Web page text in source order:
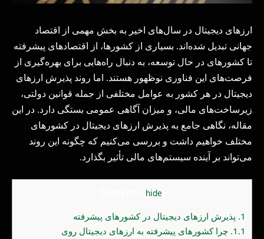
ارزهای دیجیتال در سال‌های اخیر به بخش مهمی از اقتصاد
جهانی تبدیل شده‌اند. بسیاری از کشورها، از اقتصادهای پیشرفته
تا کشورهای در حال توسعه، به دنبال راه‌هایی برای بهره‌گیری از
فرصت‌های این فناوری نوظهور هستند. اما روند پذیرش ارزهای
دیجیتال در هر کشور به عوامل مختلفی از جمله قوانین دولتی،
زیرساخت‌های مالی، و میزان آگاهی عمومی بستگی دارد. در این
مقاله، نگاهی جامع به پذیرش ارزهای دیجیتال در کشورهای
مختلف خواهیم داشت و بررسی می‌کنیم که چگونه این روند
می‌تواند بر آینده سیستم‌های مالی تأثیر بگذارد.
hide
1. پذیرش ارزهای دیجیتال در کشورهای پیشرفته
1.1. چرا کشورهای پیشرفته به ارزهای دیجیتال روی